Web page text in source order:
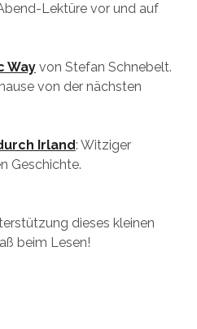
Lektüre vor und auf
Wayvon Stefan Schnebelt.
von der nächsten
Irland: Witziger
Geschichte.
dieses kleinen
beim Lesen!